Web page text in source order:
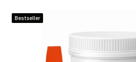
Bestseller